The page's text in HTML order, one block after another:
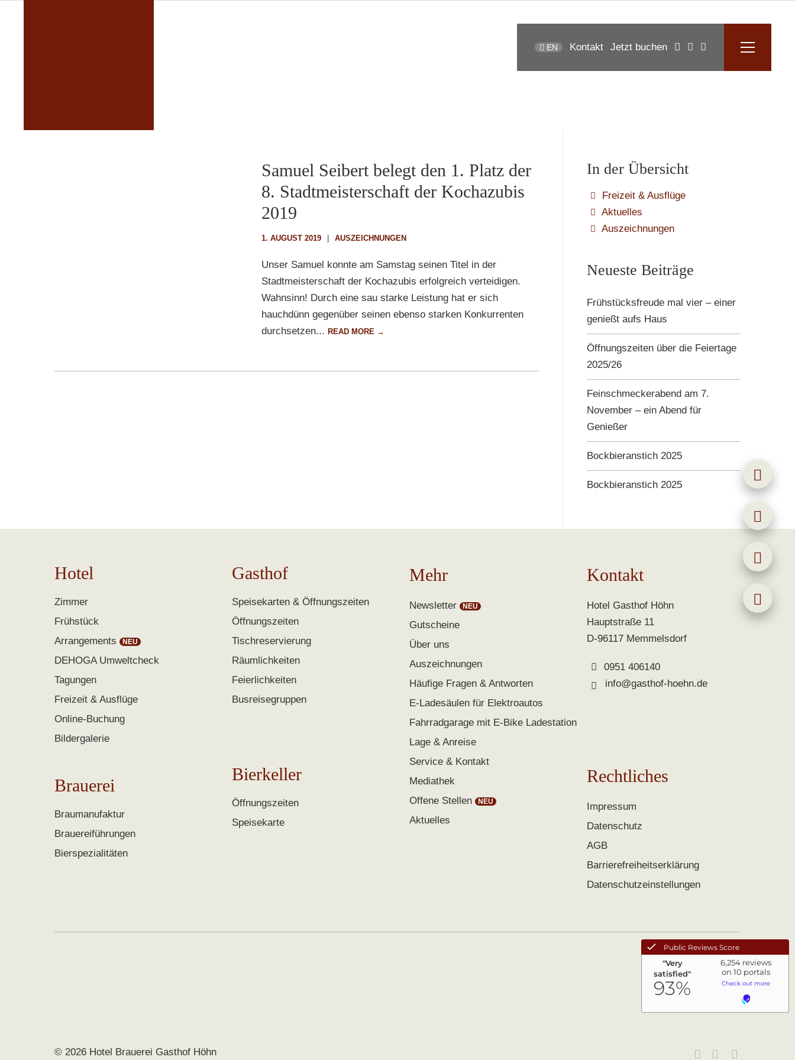
EN Kontakt Jetzt buchen
Samuel Seibert belegt den 1. Platz der
8. Stadtmeisterschaft der Kochazubis
2019
1. AUGUST 2019 AUSZEICHNUNGEN
Unser Samuel konnte am Samstag seinen Titel in der
Stadtmeisterschaft der Kochazubis erfolgreich verteidigen.
Wahnsinn! Durch eine sau starke Leistung hat er sich
hauchdünn gegenüber seinen ebenso starken Konkurrenten
durchsetzen... READ MORE →
In der Übersicht
Freizeit & Ausflüge
Aktuelles
Auszeichnungen
Neueste Beiträge
Frühstücksfreude mal vier – einer
genießt aufs Haus
Öffnungszeiten über die Feiertage
2025/26
Feinschmeckerabend am 7.
November – ein Abend für
Genießer
Bockbieranstich 2025
Bockbieranstich 2025
Hotel
Zimmer
Frühstück
Arrangements
DEHOGA Umweltcheck
Tagungen
Freizeit & Ausflüge
Online-Buchung
Bildergalerie
Brauerei
Braumanufaktur
Brauereiführungen
Bierspezialitäten
Gasthof
Speisekarten & Öffnungszeiten
Öffnungszeiten
Tischreservierung
Räumlichkeiten
Feierlichkeiten
Busreisegruppen
Bierkeller
Öffnungszeiten
Speisekarte
Mehr
Newsletter
Gutscheine
Über uns
Auszeichnungen
Häufige Fragen & Antworten
E-Ladesäulen für Elektroautos
Fahrradgarage mit E-Bike Ladestation
Lage & Anreise
Service & Kontakt
Mediathek
Offene Stellen
Aktuelles
Kontakt
Hotel Gasthof Höhn
Hauptstraße 11
D-96117 Memmelsdorf
0951 406140
info@gasthof-hoehn.de
Rechtliches
Impressum
Datenschutz
AGB
Barrierefreiheitserklärung
Datenschutzeinstellungen
© 2026 Hotel Brauerei Gasthof Höhn